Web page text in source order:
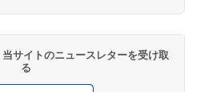
サイトのニュースレターを受け取
る